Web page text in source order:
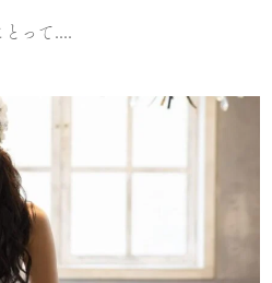
って....